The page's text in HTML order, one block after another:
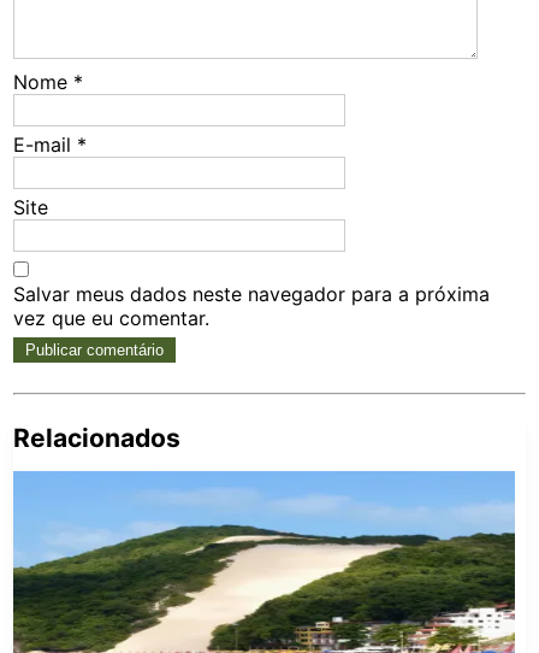
Nome *
E-mail *
Site
Salvar meus dados neste navegador para a próxima
vez que eu comentar.
Relacionados